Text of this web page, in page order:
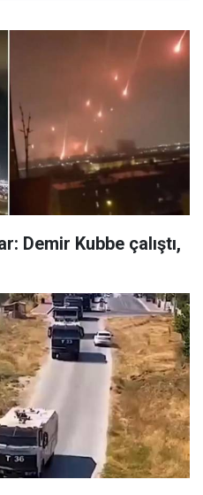
Demir Kubbe çalıştı,